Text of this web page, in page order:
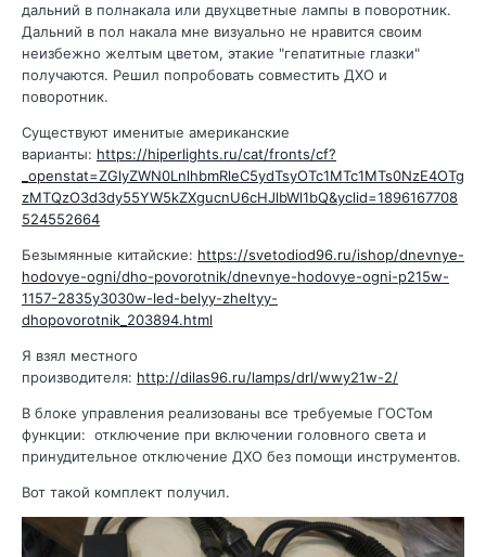
дальний в полнакала или двухцветные лампы в поворотник.
Дальний в пол накала мне визуально не нравится своим
неизбежно желтым цветом, этакие "гепатитные глазки"
получаются. Решил попробовать совместить ДХО и
поворотник.
Существуют именитые американские
варианты: https://hiperlights.ru/cat/fronts/cf?
_openstat=ZGlyZWN0LnlhbmRleC5ydTsyOTc1MTc1MTs0NzE4OTg
zMTQzO3d3dy55YW5kZXgucnU6cHJlbWl1bQ&yclid=1896167708
524552664
Безымянные китайские: https://svetodiod96.ru/ishop/dnevnye-
hodovye-ogni/dho-povorotnik/dnevnye-hodovye-ogni-p215w-
1157-2835y3030w-led-belyy-zheltyy-
dhopovorotnik_203894.html
Я взял местного
производителя: http://dilas96.ru/lamps/drl/wwy21w-2/
В блоке управления реализованы все требуемые ГОСТом
функции: отключение при включении головного света и
принудительное отключение ДХО без помощи инструментов.
Вот такой комплект получил.